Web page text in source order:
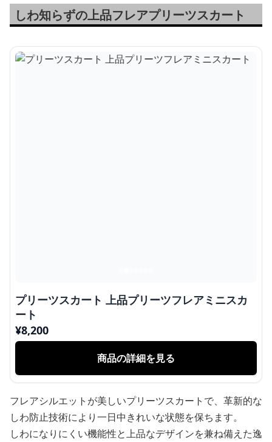
しわ知らずの上品フレアプリーツスカート
プリーツスカート 上品プリーツフレアミニスカ
ート
¥8,200
商品の詳細を見る
フレアシルエットが美しいプリーツスカートで、革新的な
しわ防止技術により一日中きれいな状態を保ちます。
しわになりにくい機能性と上品なデザインを兼ね備えた逸